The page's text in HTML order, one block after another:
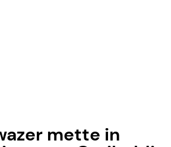
mette in